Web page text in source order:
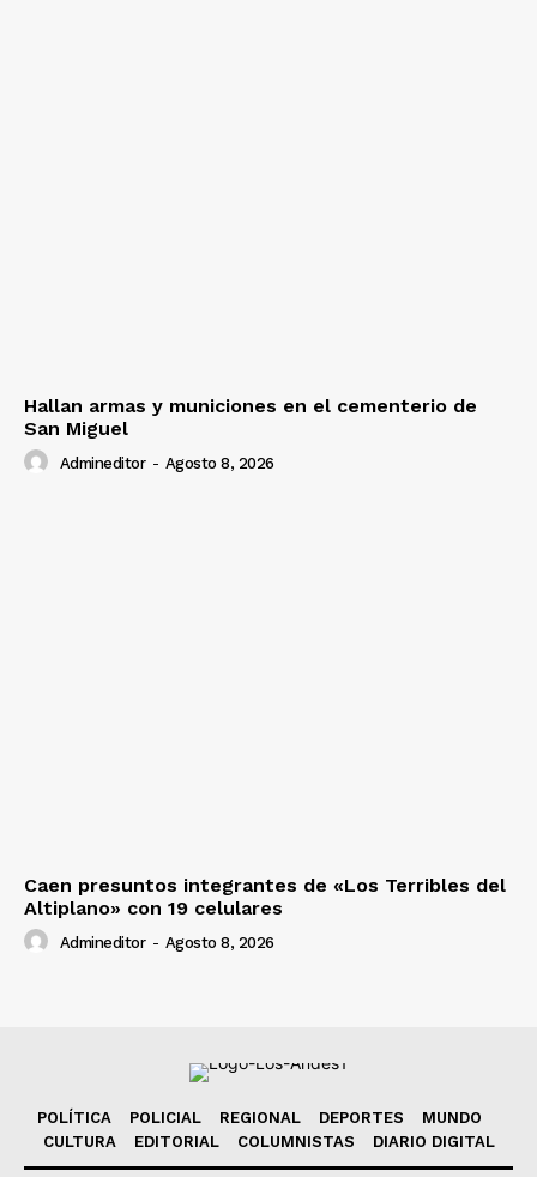
Hallan armas y municiones en el cementerio de
San Miguel
Admineditor - Agosto 8, 2026
Caen presuntos integrantes de «Los Terribles del
Altiplano» con 19 celulares
Admineditor - Agosto 8, 2026
POLÍTICA POLICIAL REGIONAL DEPORTES
MUNDO
CULTURA
EDITORIAL COLUMNISTAS DIARIO DIGITAL